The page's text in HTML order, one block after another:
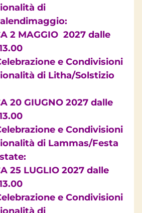
di
2 MAGGIO 2027 dalle
e Condivisioni
di Litha/Solstizio
20 GIUGNO 2027 dalle
e Condivisioni
di Lammas/Festa
25 LUGLIO 2027 dalle
e Condivisioni